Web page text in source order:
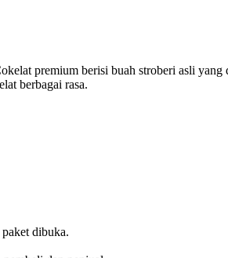
premium berisi buah stroberi asli
berbagai rasa.
dibuka.